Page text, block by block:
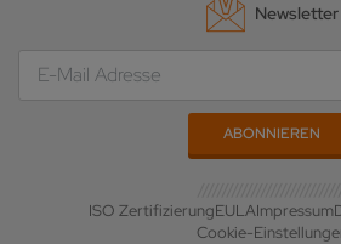
Newsletter
ISO ZertifizierungEULAImpressum
Cookie-